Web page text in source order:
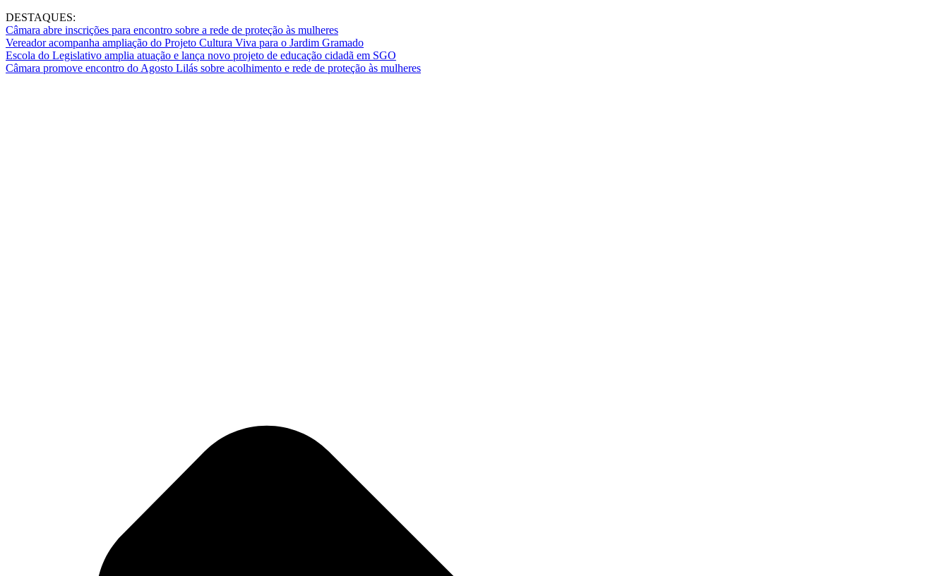
DESTAQUES:
Câmara abre inscrições para encontro sobre a rede de proteção às mulheres
Vereador acompanha ampliação do Projeto Cultura Viva para o Jardim Gramado
Escola do Legislativo amplia atuação e lança novo projeto de educação cidadã em SGO
Câmara promove encontro do Agosto Lilás sobre acolhimento e rede de proteção às mulheres